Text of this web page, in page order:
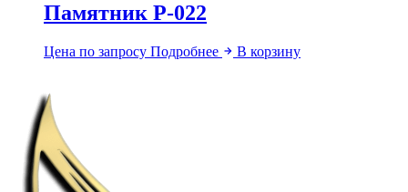
Памятник Р-022
Цена по запросу Подробнее В корзину